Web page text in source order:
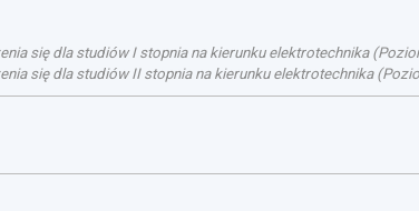
się dla studiów I stopnia na kierunku elektrotechnika
się dla studiów II stopnia na kierunku elektrotechnika